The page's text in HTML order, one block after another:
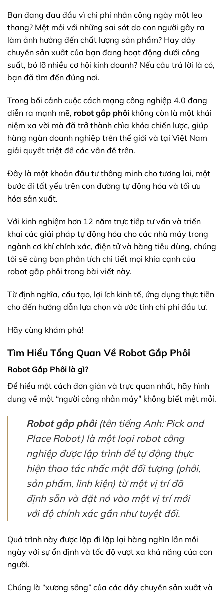
Bạn đang đau đầu vì chi phí nhân công ngày một leo
thang? Mệt mỏi với những sai sót do con người gây ra
làm ảnh hưởng đến chất lượng sản phẩm? Hay dây
chuyền sản xuất của bạn đang hoạt động dưới công
suất, bỏ lỡ nhiều cơ hội kinh doanh? Nếu câu trả lời là có,
bạn đã tìm đến đúng nơi.
Trong bối cảnh cuộc cách mạng công nghiệp 4.0 đang
diễn ra mạnh mẽ, robot gắp phôi không còn là một khái
niệm xa vời mà đã trở thành chìa khóa chiến lược, giúp
hàng ngàn doanh nghiệp trên thế giới và tại Việt Nam
giải quyết triệt để các vấn đề trên.
Đây là một khoản đầu tư thông minh cho tương lai, một
bước đi tất yếu trên con đường tự động hóa và tối ưu
hóa sản xuất.
Với kinh nghiệm hơn 12 năm trực tiếp tư vấn và triển
khai các giải pháp tự động hóa cho các nhà máy trong
ngành cơ khí chính xác, điện tử và hàng tiêu dùng, chúng
tôi sẽ cùng bạn phân tích chi tiết mọi khía cạnh của
robot gắp phôi trong bài viết này.
Từ định nghĩa, cấu tạo, lợi ích kinh tế, ứng dụng thực tiễn
cho đến hướng dẫn lựa chọn và ước tính chi phí đầu tư.
Hãy cùng khám phá!
Tìm Hiểu Tổng Quan Về Robot Gắp Phôi
Robot Gắp Phôi là gì?
Để hiểu một cách đơn giản và trực quan nhất, hãy hình
dung về một “người công nhân máy” không biết mệt mỏi.
Robot gắp phôi(tên tiếng Anh: Pick and
Place Robot) là một loại robot công
nghiệp được lập trình để tự động thực
hiện thao tác nhấc một đối tượng (phôi,
sản phẩm, linh kiện) từ một vị trí đã
định sẵn và đặt nó vào một vị trí mới
với độ chính xác gần như tuyệt đối.
Quá trình này được lặp đi lặp lại hàng nghìn lần mỗi
ngày với sự ổn định và tốc độ vượt xa khả năng của con
người.
Chúng là “xương sống” của các dây chuyền sản xuất và